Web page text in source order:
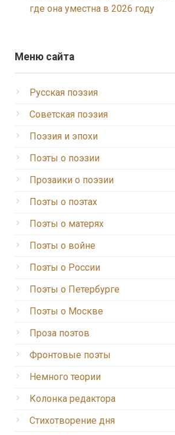
где она уместна в 2026 году
Меню сайта
Русская поэзия
Советская поэзия
Поэзия и эпохи
Поэты о поэзии
Прозаики о поэзии
Поэты о поэтах
Поэты о матерях
Поэты о войне
Поэты о России
Поэты о Петербурге
Поэты о Москве
Проза поэтов
Фронтовые поэты
Немного теории
Колонка редактора
Стихотворение дня